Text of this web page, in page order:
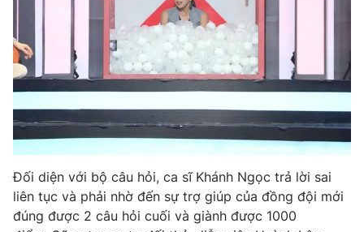
Vươn mình bằng AI
VTV9 VTV8
THỜI BÁO VTV
Đối diện với bộ câu hỏi, ca sĩ Khánh Ngọc trả lời sai
liên tục và phải nhờ đến sự trợ giúp của đồng đội mới
đúng được 2 câu hỏi cuối và giành được 1000